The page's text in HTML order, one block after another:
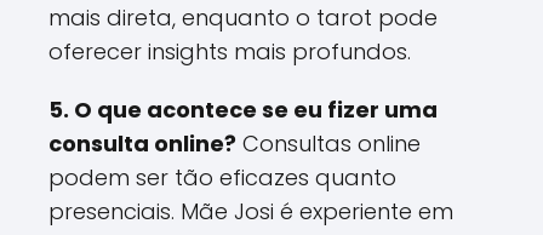
mais direta, enquanto o tarot pode
oferecer insights mais profundos​.
5. O que acontece se eu fizer uma
consulta online? Consultas online
podem ser tão eficazes quanto
presenciais. Mãe Josi é experiente em